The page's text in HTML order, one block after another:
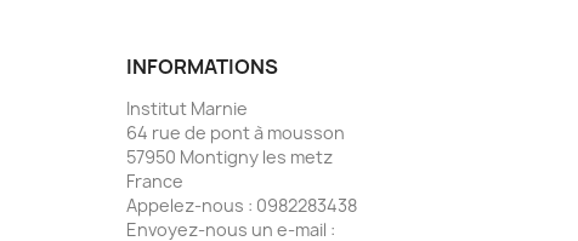
INFORMATIONS
Institut Marnie
64 rue de pont à mousson
57950 Montigny les metz
France
Appelez-nous : 0982283438
Envoyez-nous un e-mail :